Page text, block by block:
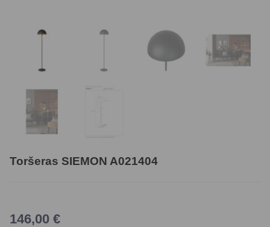
Toršeras SIEMON A021404
146,00 €